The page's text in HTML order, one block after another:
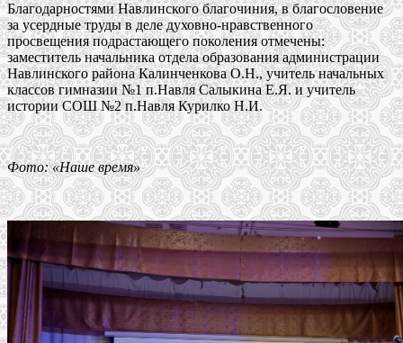
Благодарностями Навлинского благочиния, в благословение
за усердные труды в деле духовно-нравственного
просвещения подрастающего поколения отмечены:
заместитель начальника отдела образования администрации
Навлинского района Калинченкова О.Н., учитель начальных
классов гимназии №1 п.Навля Салыкина Е.Я. и учитель
истории СОШ №2 п.Навля Курилко Н.И.
Фото: «Наше время»